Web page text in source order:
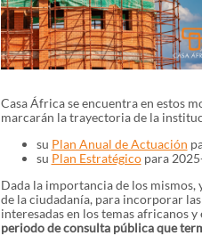
Casa África se encuentra en estos
marcarán la trayectoria de la
su Plan Anual de Actuación
su Plan Estratégicopara
Dada la importancia de los
de la ciudadanía, para incorporar
interesadas en los temas africanos
periodo de consulta pública que